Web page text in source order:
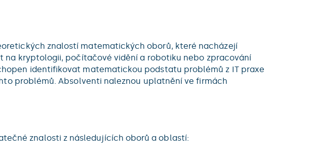
znalostí matematických oborů, které nacházejí
kryptologii, počítačové vidění a robotiku nebo zpracování
identifikovat matematickou podstatu problémů z IT praxe
problémů. Absolventi naleznou uplatnění ve firmách
znalosti z následujících oborů a oblastí: